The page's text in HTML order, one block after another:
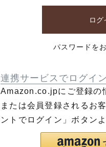
ログ
パスワードを
連携サービスでログイ
Amazon.co.jpにご登録の
または会員登録されるお
ントでログイン」ボタン